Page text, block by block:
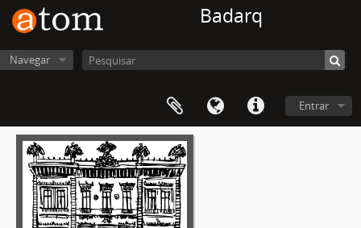
Badarq
Navegar
Entrar